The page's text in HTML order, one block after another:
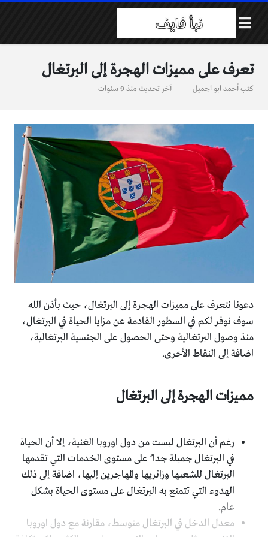
تعرف على مميزات الهجرة إلى البرتغال
كتبأحمد ابو اجميل آخر تحديث منذ 9 سنوات
دعونا نتعرف على مميزات الهجرة إلى البرتغال، حيث بأذن الله
سوف نوفر لكم في السطور القادمة عن مزايا الحياة في البرتغال،
منذ وصول البرتغالية وحتى الحصول على الجنسية البرتغالية،
اضافة إلى النقاط الأخرى.
مميزات الهجرة إلى البرتغال
رغم أن البرتغال ليست من دول اوروبا الغنية، إلا أن الحياة
في البرتغال جميلة جدا ً على مستوى الخدمات التي تقدمها
البرتغال للشعبها وزائريها والمهاجرين إليها، اضافة إلى ذلك
الهدوء التي تتمتع به البرتغال على مستوى الحياة بشكل
عام.
معدل الدخل في البرتغال متوسط، مقارنة مع دول اوروبا